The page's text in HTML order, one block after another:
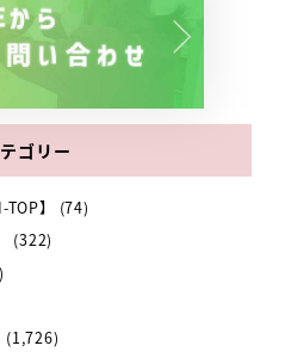
ゴリー
】
(74)
(322)
(1,726)